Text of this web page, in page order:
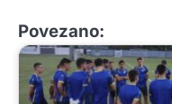
Povezano: